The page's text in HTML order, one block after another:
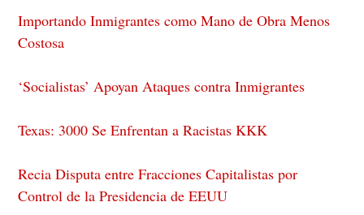
Importando Inmigrantes como Mano de Obra Menos
Costosa
‘Socialistas’ Apoyan Ataques contra Inmigrantes
Texas: 3000 Se Enfrentan a Racistas KKK
Recia Disputa entre Fracciones Capitalistas por
Control de la Presidencia de EEUU